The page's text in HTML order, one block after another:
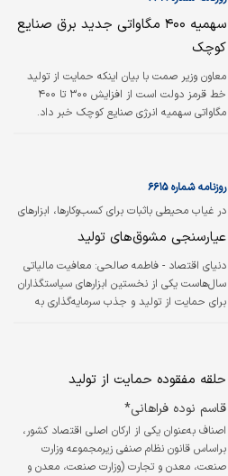
سهمیه ۴۰۰ مگاواتی جدید برق صنایع
کوچک
معاون وزیر صمت با بیان اینکه حمایت از تولید
خط قرمز دولت است از افزایش ۳۰۰ تا ۴۰۰
مگاواتی سهمیه انرژی صنایع کوچک خبر داد.
در غیاب محیطی باثبات برای کسب‌وکارها، ابزارهای
مالیاتی زمینه‌ساز شکل‌گیری رانت می‌شوند
روزنامه شماره ۶۶۱۵
عیارسنجی مشوق‌های تولید
دنیای اقتصاد - فاطمه صالحی: معافیت مالیاتی
سال‌هاست یکی از نخستین ابزارهای سیاستگذاران
برای حمایت از تولید و جذب سرمایه‌گذاری به
خود را نادیده می‌گیرد تا هزینه سرمایه‌گذاری برای
بنگاه‌ها کاهش یابد و انگیزه توسعه فعالیت‌های
تولیدی افزایش پیدا کند.
حلقه مفقوده حمایت از تولید
قاسم نوده فراهانی*
اصناف به‌عنوان یکی از ارکان اصلی اقتصاد کشور،
براساس قانون نظام صنفی زیرمجموعه وزارت
صنعت، معدن و تجارت (وزارت صنعت، معدن و